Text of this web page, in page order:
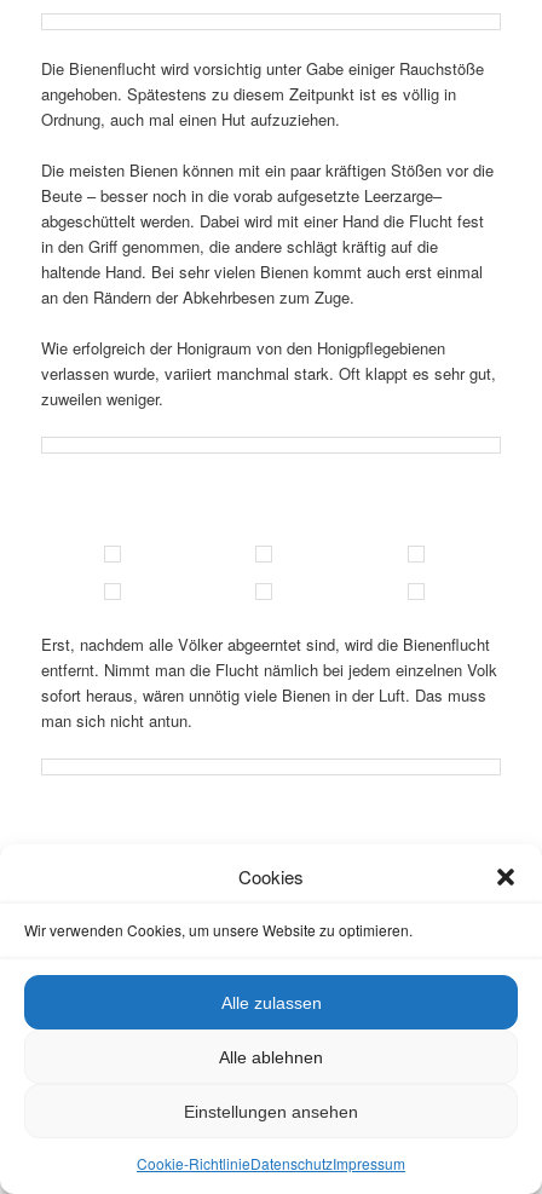
Cookies
Wir verwenden Cookies, um unsere Website zu optimieren.
Alle zulassen
Alle ablehnen
Einstellungen ansehen
Cookie-RichtlinieDatenschutzImpressum
Die Bienenflucht wird vorsichtig unter Gabe einiger Rauchstöße
angehoben. Spätestens zu diesem Zeitpunkt ist es völlig in
Ordnung, auch mal einen Hut aufzuziehen.
Die meisten Bienen können mit ein paar kräftigen Stößen vor die
Beute – besser noch in die vorab aufgesetzte Leerzarge–
abgeschüttelt werden. Dabei wird mit einer Hand die Flucht fest
in den Griff genommen, die andere schlägt kräftig auf die
haltende Hand. Bei sehr vielen Bienen kommt auch erst einmal
an den Rändern der Abkehrbesen zum Zuge.
Wie erfolgreich der Honigraum von den Honigpflegebienen
verlassen wurde, variiert manchmal stark. Oft klappt es sehr gut,
zuweilen weniger.
Erst, nachdem alle Völker abgeerntet sind, wird die Bienenflucht
entfernt. Nimmt man die Flucht nämlich bei jedem einzelnen Volk
sofort heraus, wären unnötig viele Bienen in der Luft. Das muss
man sich nicht antun.
Rauchstößen aus dem Smoker, der hoffentlich noch qualmt, die
Honigwaben) gefüllte Leerzarge aufgesetzt werden.
Wer allerdings seine Völker im weiteren Verlauf nach dem Prinzip
„Teilen und Behandeln“ (TuB) versorgt, lässt das Gitter einfach
Sollten ein paar Waben nicht geerntet werden können, weil noch